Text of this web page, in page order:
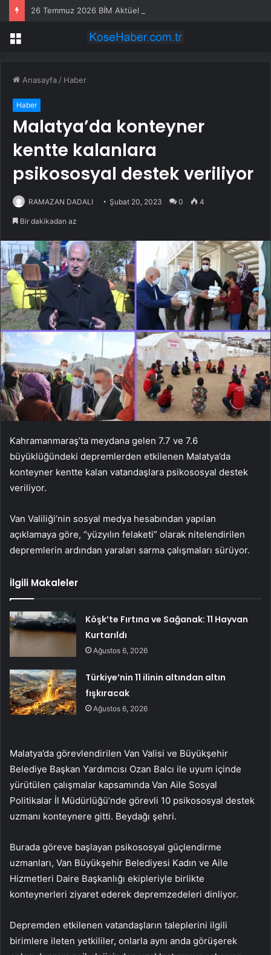
Menü
Anasayfa / Haber
Haber
Malatya’da konteyner
kentte kalanlara
psikososyal destek veriliyor
RAMAZAN DADALI Şubat 20, 2023 0 4
Bir dakikadan az
Kahramanmaraş’ta meydana gelen 7.7 ve 7.6
büyüklüğündeki depremlerden etkilenen Malatya’da
konteyner kentte kalan vatandaşlara psikososyal destek
veriliyor.
Van Valiliği’nin sosyal medya hesabından yapılan
açıklamaya göre, “yüzyılın felaketi” olarak nitelendirilen
depremlerin ardından yaraları sarma çalışmaları sürüyor.
İlgili Makaleler
Köşk’te Fırtına ve Sağanak: 11 Hayvan
Kurtarıldı
Ağustos 6, 2026
Türkiye’nin 11 ilinin altından altın
fışkıracak
Ağustos 6, 2026
Malatya’da görevlendirilen Van Valisi ve Büyükşehir
Belediye Başkan Yardımcısı Ozan Balcı ile uyum içinde
yürütülen çalışmalar kapsamında Van Aile Sosyal
Politikalar İl Müdürlüğü’nde görevli 10 psikososyal destek
uzmanı konteynere gitti. Beydağı şehri.
Burada göreve başlayan psikososyal güçlendirme
uzmanları, Van Büyükşehir Belediyesi Kadın ve Aile
Hizmetleri Daire Başkanlığı ekipleriyle birlikte
konteynerleri ziyaret ederek depremzedeleri dinliyor.
Depremden etkilenen vatandaşların taleplerini ilgili
birimlere ileten yetkililer, onlarla aynı anda görüşerek